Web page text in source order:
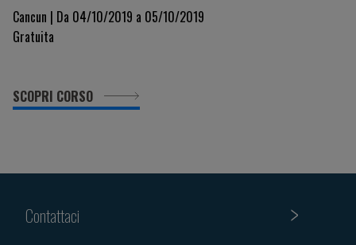
Cancun | Da 04/10/2019 a 05/10/2019
Gratuita
SCOPRI CORSO
Contattaci